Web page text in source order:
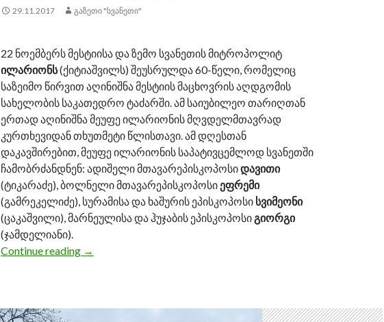
29.11.2017 ᲒᲐᲖᲔᲗᲘ "ᲡᲕᲐᲜᲔᲗᲘ"
22 ნოემბერს მესტიისა და ზემო სვანეთის მიტროპოლიტ
ილარიონს(ქიტიაშვილს) შეუსრულდა 60-წელი, რომელიც
საზეიმო წირვით აღინიშნა მესტიის მაცხოვრის აღდგომის
სახელობის საკათედრო ტაძარში. ამ საიუბილეო თარიღთან
ერთად აღინიშნა მეუფე ილარიონის მღვდელმთავრად
კურთხევიდან თხუთმეტი წლისთავი. ამ დღესთან
დაკავშირებით, მეუფე ილარიონის საპატივცემლოდ სვანეთში
ჩამობრძანდნენ: ადიშელი მთავარეპისკოპოსიდავითი
(ტიკარაძე), ბოლნელი მთავარეპისკოპოსი ეფრემი
(გამრეკელიძე), სურამისა და ხაშურის ეპისკოპოსი სვიმეონი
(ცაკაშვილი), მარნეულისა და ჰუჯაბის ეპისკოპოსიგიორგი
(ჯამდელიანი).
Continue reading მესტიისა და ზემო სვანეთის მიტროპოლიტ ილარიონს 60
→